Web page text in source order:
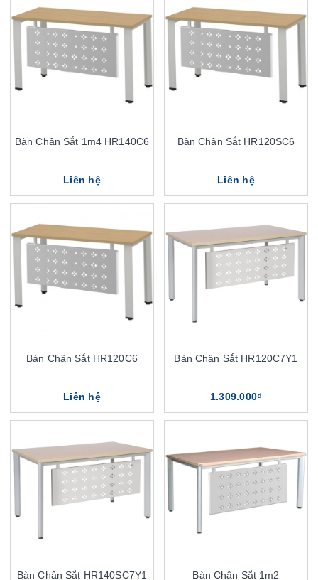
Bàn Chân Sắt 1m4 HR140C6
Liên hệ
Bàn Chân Sắt HR120SC6
Liên hệ
Bàn Chân Sắt HR120C6
Liên hệ
Bàn Chân Sắt HR120C7Y1
1.309.000₫
Bàn Chân Sắt HR140SC7Y1 Bàn Chân Sắt 1m2